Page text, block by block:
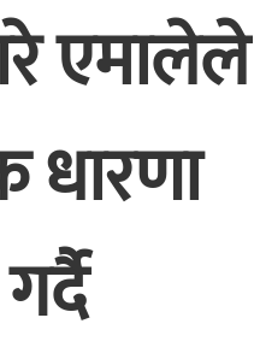
एमालेले
धारणा